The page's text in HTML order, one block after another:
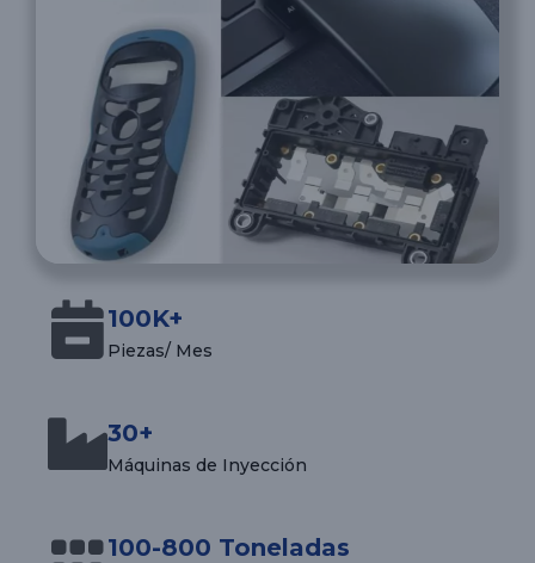
100K+
Piezas/ Mes
30+
Máquinas de Inyección
100-800 Toneladas